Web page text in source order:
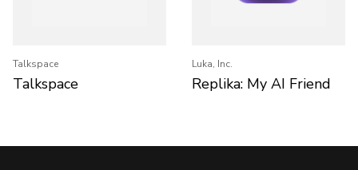
Talkspace
Talkspace
Luka, Inc.
Replika: My AI Friend